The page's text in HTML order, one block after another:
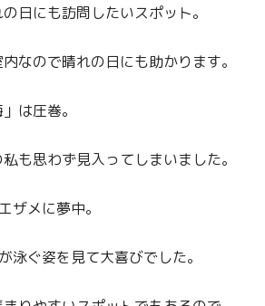
日にも訪問したいスポット。
なので晴れの日にも助かります。
は圧巻。
も思わず見入ってしまいました。
ザメに夢中。
泳ぐ姿を見て大喜びでした。